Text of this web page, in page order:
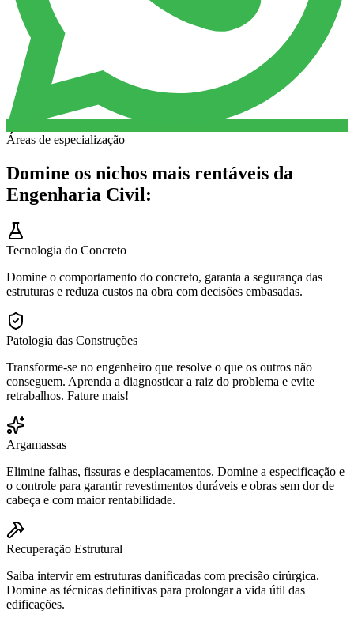
Áreas de especialização
Domine os nichos mais rentáveis da
Engenharia Civil:
Tecnologia do Concreto
Domine o comportamento do concreto, garanta a segurança das
estruturas e reduza custos na obra com decisões embasadas.
Patologia das Construções
Transforme-se no engenheiro que resolve o que os outros não
conseguem. Aprenda a diagnosticar a raiz do problema e evite
retrabalhos. Fature mais!
Argamassas
Elimine falhas, fissuras e desplacamentos. Domine a especificação e
o controle para garantir revestimentos duráveis e obras sem dor de
cabeça e com maior rentabilidade.
Recuperação Estrutural
Saiba intervir em estruturas danificadas com precisão cirúrgica.
Domine as técnicas definitivas para prolongar a vida útil das
edificações.